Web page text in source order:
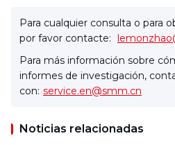
Para cualquier consulta o para
por favor contacte:
Para más información sobre
informes de investigación,
con: service.en@smm.cn
Noticias relacionadas